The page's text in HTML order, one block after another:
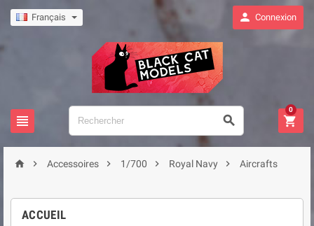
Français  Connexion
  
0
  Accessoires  1/700  Royal Navy  Aircrafts
ACCUEIL